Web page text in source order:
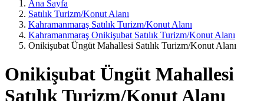
Ana Sayfa
Satılık Turizm/Konut Alanı
Kahramanmaraş Satılık Turizm/Konut Alanı
Kahramanmaraş Onikişubat Satılık Turizm/Konut Alanı
Onikişubat Üngüt Mahallesi Satılık Turizm/Konut Alanı
Onikişubat Üngüt Mahallesi
Satılık Turizm/Konut Alanı